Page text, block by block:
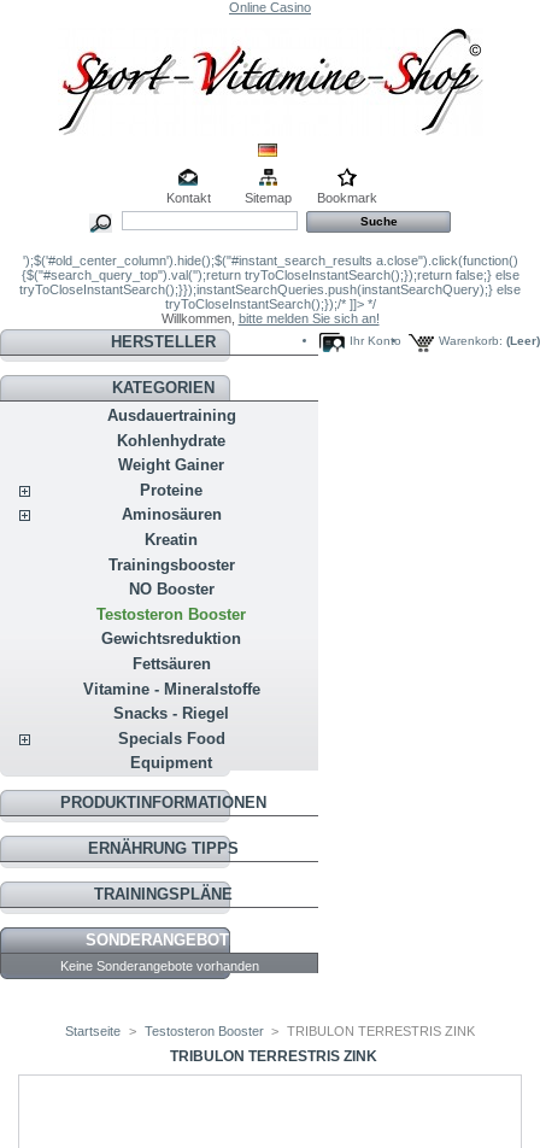
Online Casino
Kontakt Sitemap Bookmark
');$('#old_center_column').hide();$("#instant_search_results a.close").click(function()
{$("#search_query_top").val('');return tryToCloseInstantSearch();});return false;} else
tryToCloseInstantSearch();}});instantSearchQueries.push(instantSearchQuery);} else
tryToCloseInstantSearch();});/* ]]> */
Willkommen, bitte melden Sie sich an!
Warenkorb: (Leer)
Ihr Konto
HERSTELLER
KATEGORIEN
Ausdauertraining
Kohlenhydrate
Weight Gainer
Proteine
Aminosäuren
Kreatin
Trainingsbooster
NO Booster
Testosteron Booster
Gewichtsreduktion
Fettsäuren
Vitamine - Mineralstoffe
Snacks - Riegel
Specials Food
Equipment
PRODUKTINFORMATIONEN
ERNÄHRUNG TIPPS
TRAININGSPLÄNE
SONDERANGEBOTE
Keine Sonderangebote vorhanden
Startseite > Testosteron Booster > TRIBULON TERRESTRIS ZINK
TRIBULON TERRESTRIS ZINK